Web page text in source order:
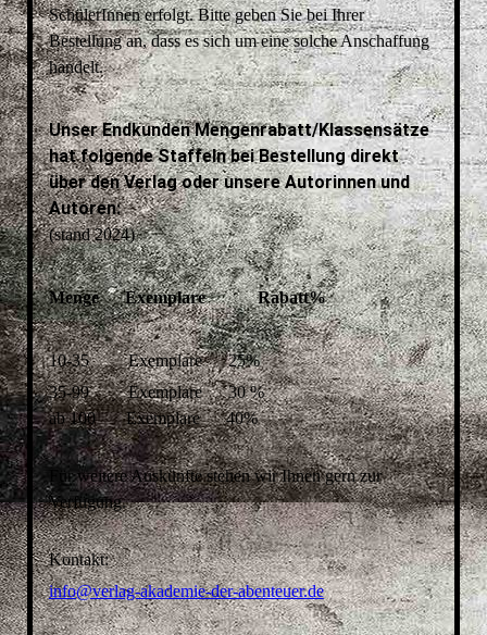
SchülerInnen erfolgt. Bitte geben Sie bei Ihrer
Bestellung an, dass es sich um eine solche Anschaffung
handelt.
Unser Endkunden Mengenrabatt/Klassensätze
hat folgende Staffeln bei Bestellung direkt
über den Verlag oder unsere Autorinnen und
Autoren:
(stand 2024)
Menge Exemplare Rabatt%
10-35 Exemplare 25%
35-99 Exemplare 30 %
ab 100 Exemplare 40%
Für weitere Auskünfte stehen wir Ihnen gern zur
Verfügung.
Kontakt:
info@verlag-akademie-der-abenteuer.de